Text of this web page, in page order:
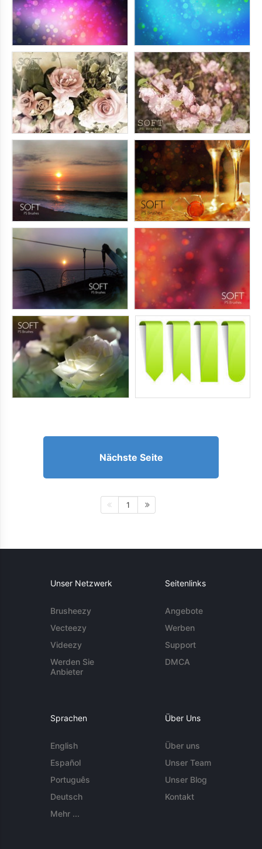
Nächste Seite
1
Unser Netzwerk
Brusheezy
Vecteezy
Videezy
Werden Sie
Anbieter
Seitenlinks
Angebote
Werben
Support
DMCA
Sprachen
English
Español
Português
Deutsch
Mehr ...
Über Uns
Über uns
Unser Team
Unser Blog
Kontakt